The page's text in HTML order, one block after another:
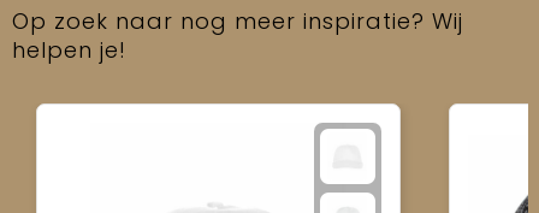
Op zoek naar nog meer inspiratie? Wij
helpen je!